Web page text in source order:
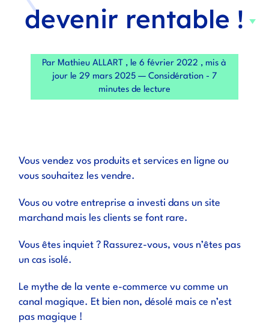
devenir rentable !
Par Mathieu ALLART , le 6 février 2022 , mis à
jour le 29 mars 2025 — Considération - 7
minutes de lecture
Vous vendez vos produits et services en ligne ou
vous souhaitez les vendre.
Vous ou votre entreprise a investi dans un site
marchand mais les clients se font rare.
Vous êtes inquiet ? Rassurez-vous, vous n’êtes pas
un cas isolé.
Le mythe de la vente e-commerce vu comme un
canal magique. Et bien non, désolé mais ce n’est
pas magique !